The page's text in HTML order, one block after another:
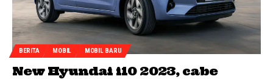
BERITA MOBIL MOBIL BARU
New Hyundai i10 2023, cabe